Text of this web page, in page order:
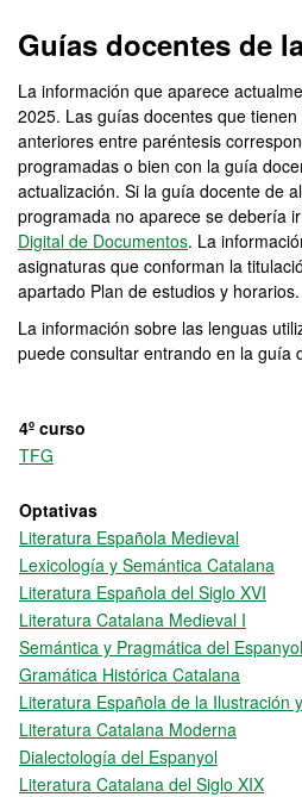
Guías docentes de
La información que aparece
2025. Las guías docentes que
anteriores entre paréntesis
programadas o bien con la guía
actualización. Si la guía docente de
programada no aparece se debería
Digital de Documentos. La
asignaturas que conforman la
apartado Plan de estudios y horarios.
La información sobre las lenguas
puede consultar entrando en la guía
4º curso
TFG
Optativas
Literatura Española Medieval
Lexicología y Semántica Catalana
Literatura Española del Siglo XVI
Literatura Catalana Medieval I
Semántica y Pragmática del Espanyol
Gramática Histórica Catalana
Literatura Española de la Ilustración
Literatura Catalana Moderna
Dialectología del Espanyol
Literatura Catalana del Siglo XIX